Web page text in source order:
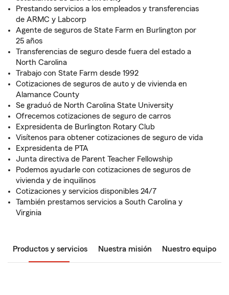
Prestando servicios a los empleados y transferencias
de ARMC y Labcorp
Agente de seguros de State Farm en Burlington por
25 años
Transferencias de seguro desde fuera del estado a
North Carolina
Trabajo con State Farm desde 1992
Cotizaciones de seguros de auto y de vivienda en
Alamance County
Se graduó de North Carolina State University
Ofrecemos cotizaciones de seguro de carros
Expresidenta de Burlington Rotary Club
Visítenos para obtener cotizaciones de seguro de vida
Expresidenta de PTA
Junta directiva de Parent Teacher Fellowship
Podemos ayudarle con cotizaciones de seguros de
vivienda y de inquilinos
Cotizaciones y servicios disponibles 24/7
También prestamos servicios a South Carolina y
Virginia
Productos y servicios Nuestra misión Nuestro equipo